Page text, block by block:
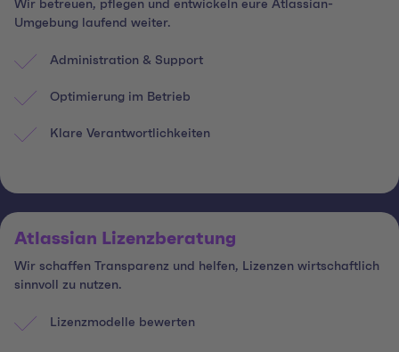
Wir betreuen, pflegen und entwickeln eure Atlassian-
Umgebung laufend weiter.
Administration & Support
Optimierung im Betrieb
Klare Verantwortlichkeiten
Atlassian Lizenzberatung
Wir schaffen Transparenz und helfen, Lizenzen wirtschaftlich
sinnvoll zu nutzen.
Lizenzmodelle bewerten